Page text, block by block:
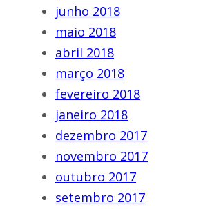
junho 2018
maio 2018
abril 2018
março 2018
fevereiro 2018
janeiro 2018
dezembro 2017
novembro 2017
outubro 2017
setembro 2017